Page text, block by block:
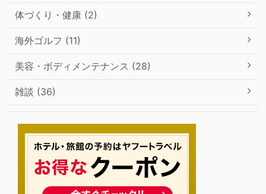
体づくり・健康 (2)
海外ゴルフ (11)
美容・ボディメンテナンス (28)
雑談 (36)